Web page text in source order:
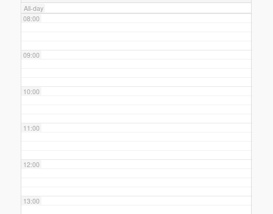
All-day
08:00
09:00
10:00
11:00
12:00
13:00